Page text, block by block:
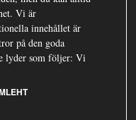
Vi är
innehållet är
på den goda
lyder som följer: Vi